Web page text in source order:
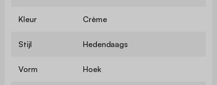
Kleur Crème
Stijl Hedendaags
Vorm Hoek